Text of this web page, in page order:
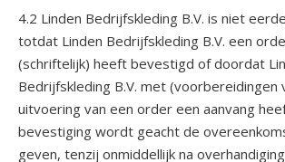
4.2 Linden Bedrijfskleding B.V. is niet
totdat Linden Bedrijfskleding B.V. een
(schriftelijk) heeft bevestigd of doordat
Bedrijfskleding B.V. met (voorbereidingen
uitvoering van een order een aanvang
bevestiging wordt geacht de
geven, tenzij onmiddellijk na